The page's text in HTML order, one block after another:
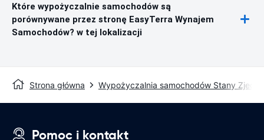
Które wypożyczalnie samochodów są
porównywane przez stronę EasyTerra Wynajem
Samochodów? w tej lokalizacji
Strona główna Wypożyczalnia samochodów Stany
Pomoc i kontakt